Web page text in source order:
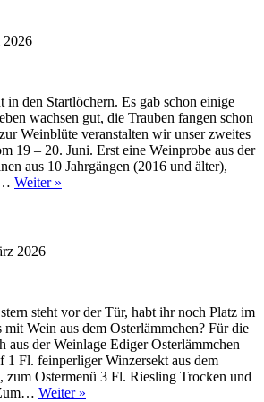
2026
in den Startlöchern. Es gab schon einige
wachsen gut, die Trauben fangen schon
Weinblüte veranstalten wir unser zweites
19 – 20. Juni. Erst eine Weinprobe aus der
aus 10 Jahrgängen (2016 und älter),
Weiter »
2026
steht vor der Tür, habt ihr noch Platz im
mit Wein aus dem Osterlämmchen? Für die
aus der Weinlage Ediger Osterlämmchen
1 Fl. feinperliger Winzersekt aus dem
zum Ostermenü 3 Fl. Riesling Trocken und
Weiter »